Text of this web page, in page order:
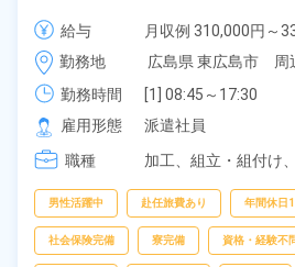
旅費会社負担！日払い制度あり
給与
月収例 310,000円～
時給 1,500円～1,500
勤務地
広島県 東広島市　周
勤務時間
[1] 08:45～17:30
[2] 20:30～06:00
[3] 07:00～15:45
[4] 17:00～01:45
[6] 16:30～01:15
[7] 19:00～03:45
雇用形態
派遣社員
職種
加工、 組立・組付け、
男性活躍中 赴任旅費あり 年間休日
社会保険完備 寮完備 資格・経験不